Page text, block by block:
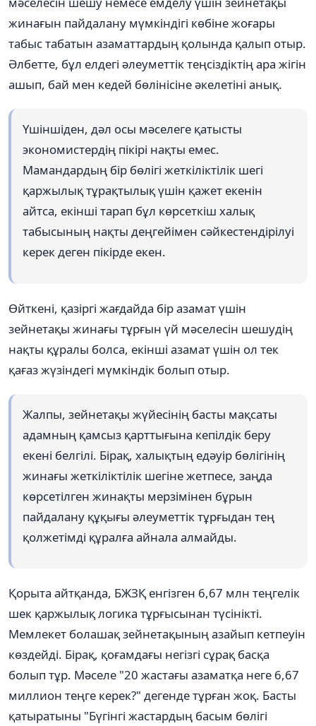
жинағын пайдалану мүмкіндігі көбіне жоғары
табыс табатын азаматтардың қолында қалып отыр.
Әлбетте, бұл елдегі әлеуметтік теңсіздіктің ара жігін
ашып, бай мен кедей бөлінісіне әкелетіні анық.
Үшіншіден, дәл осы мәселеге қатысты
экономистердің пікірі нақты емес.
Мамандардың бір бөлігі жеткіліктілік шегі
қаржылық тұрақтылық үшін қажет екенін
айтса, екінші тарап бұл көрсеткіш халық
табысының нақты деңгейімен сәйкестендірілуі
керек деген пікірде екен.
Өйткені, қазіргі жағдайда бір азамат үшін
зейнетақы жинағы тұрғын үй мәселесін шешудің
нақты құралы болса, екінші азамат үшін ол тек
қағаз жүзіндегі мүмкіндік болып отыр.
Жалпы, зейнетақы жүйесінің басты мақсаты
адамның қамсыз қарттығына кепілдік беру
екені белгілі. Бірақ, халықтың едәуір бөлігінің
жинағы жеткіліктілік шегіне жетпесе, заңда
көрсетілген жинақты мерзімінен бұрын
пайдалану құқығы әлеуметтік тұрғыдан тең
қолжетімді құралға айнала алмайды.
Қорыта айтқанда, БЖЗҚ енгізген 6,67 млн теңгелік
шек қаржылық логика тұрғысынан түсінікті.
Мемлекет болашақ зейнетақының азайып кетпеуін
көздейді. Бірақ, қоғамдағы негізгі сұрақ басқа
болып тұр. Мәселе "20 жастағы азаматқа неге 6,67
миллион теңге керек?" дегенде тұрған жоқ. Басты
қатыратыны "Бүгінгі жастардың басым бөлігі